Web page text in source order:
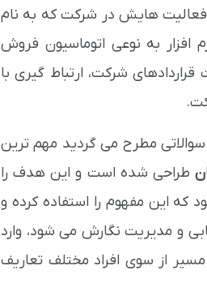
فعالیت هایش در شرکت که به نام
به نوعی اتوماسیون فروش
شرکت، ارتباط گیری با
مطرح می گردید مهم ترین
طراحی شده است و این هدف را
که این مفهوم را استفاده کرده و
و مدیریت نگارش می شود، وارد
از سوی افراد مختلف تعاریف